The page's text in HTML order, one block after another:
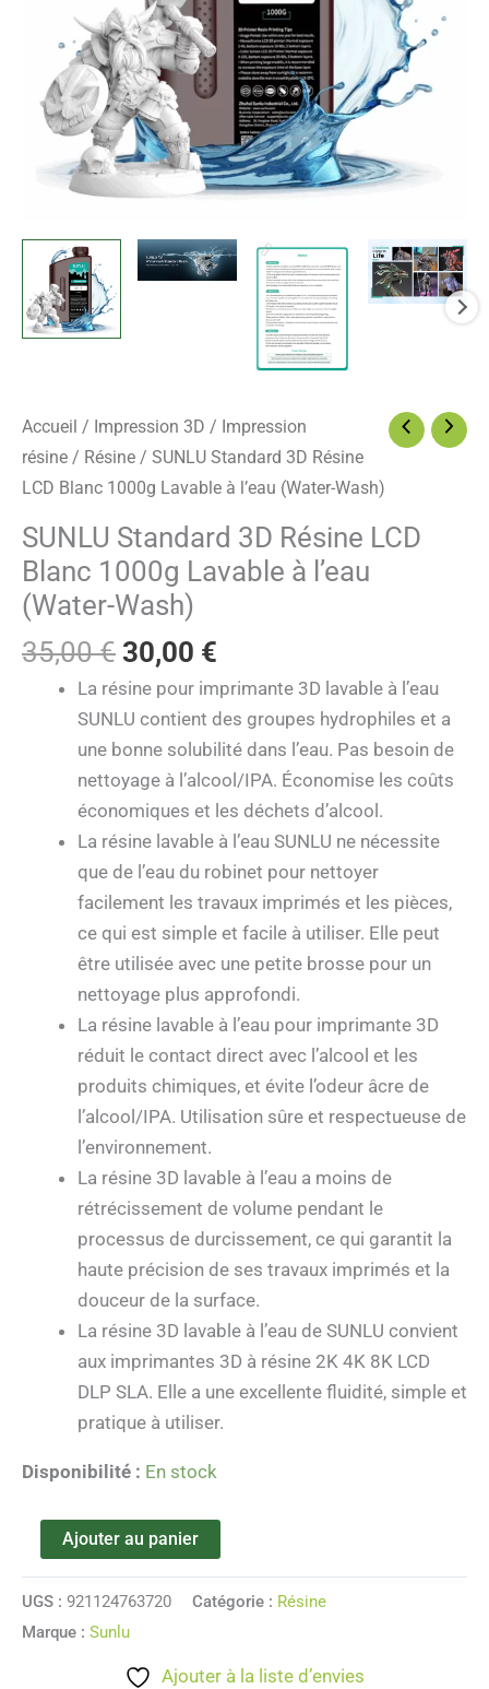
Accueil / Impression 3D / Impression
résine / Résine / SUNLU Standard 3D Résine
LCD Blanc 1000g Lavable à l’eau (Water-Wash)
SUNLU Standard 3D Résine LCD
Blanc 1000g Lavable à l’eau
(Water-Wash)
35,00€ 30,00 €
La résine pour imprimante 3D lavable à l’eau
SUNLU contient des groupes hydrophiles et a
une bonne solubilité dans l’eau. Pas besoin de
nettoyage à l’alcool/IPA. Économise les coûts
économiques et les déchets d’alcool.
La résine lavable à l’eau SUNLU ne nécessite
que de l’eau du robinet pour nettoyer
facilement les travaux imprimés et les pièces,
ce qui est simple et facile à utiliser. Elle peut
être utilisée avec une petite brosse pour un
nettoyage plus approfondi.
La résine lavable à l’eau pour imprimante 3D
réduit le contact direct avec l’alcool et les
produits chimiques, et évite l’odeur âcre de
l’alcool/IPA. Utilisation sûre et respectueuse de
l’environnement.
La résine 3D lavable à l’eau a moins de
rétrécissement de volume pendant le
processus de durcissement, ce qui garantit la
haute précision de ses travaux imprimés et la
douceur de la surface.
La résine 3D lavable à l’eau de SUNLU convient
aux imprimantes 3D à résine 2K 4K 8K LCD
DLP SLA. Elle a une excellente fluidité, simple et
pratique à utiliser.
Disponibilité : En stock
Lavable
l'eau
(Water-
Wash)
Ajouter au panier
UGS : 921124763720 Catégorie : Résine
Marque : Sunlu
Ajouter à la liste d’envies